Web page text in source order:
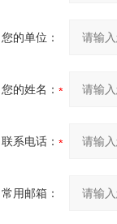
您的单位：
您的姓名：
联系电话：
常用邮箱：